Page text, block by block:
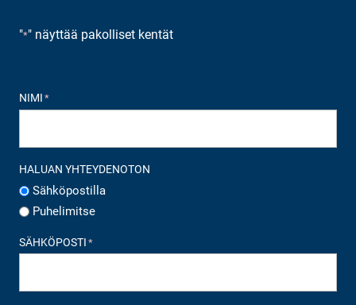
"*" näyttää pakolliset kentät
NIMI *
HALUAN YHTEYDENOTON
Sähköpostilla
Puhelimitse
SÄHKÖPOSTI *